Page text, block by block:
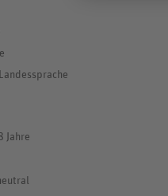
Jahre